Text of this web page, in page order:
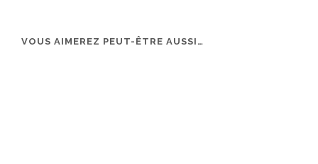
VOUS AIMEREZ PEUT-ÊTRE AUSSI…